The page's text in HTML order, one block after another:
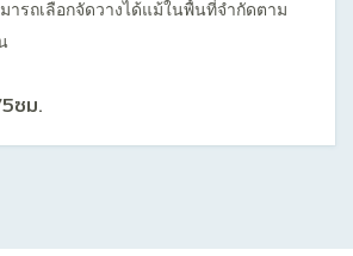
รถเลือกจัดวางได้แม้ในพื้นที่จำกัดตาม
ซม.